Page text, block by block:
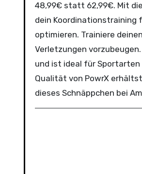
48,99€ statt 62,99€. Mit
dein Koordinationstraining
optimieren. Trainiere
Verletzungen
und ist ideal für Sportarten
Qualität von PowrX
dieses Schnäppchen bei